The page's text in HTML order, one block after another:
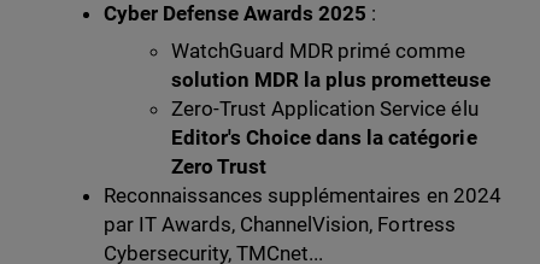
Cyber Defense Awards 2025 :
WatchGuard MDR primé comme
solution MDR la plus prometteuse
Zero-Trust Application Service élu
Editor's Choice dans la catégorie
Zero Trust
Reconnaissances supplémentaires en 2024
par IT Awards, ChannelVision, Fortress
Cybersecurity, TMCnet...